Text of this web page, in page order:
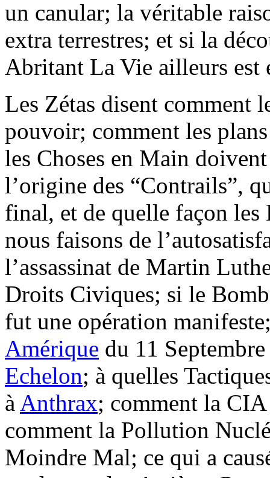
un canular; la véritable
extra terrestres; et si la
Abritant La Vie ailleurs est
Les Zétas disent comment
pouvoir; comment les
les Choses en Main
l’origine des “Contrails”,
final, et de quelle façon les
nous faisons de
l’assassinat de Martin
Droits Civiques; si le
fut une opération
Amérique du 11
Echelon; à quelles
à Anthrax; comment la
comment la Pollution
Moindre Mal; ce qui a